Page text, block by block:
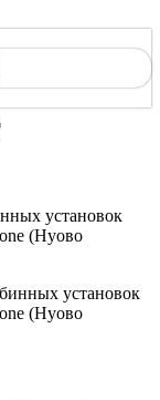
установок
(Нуово